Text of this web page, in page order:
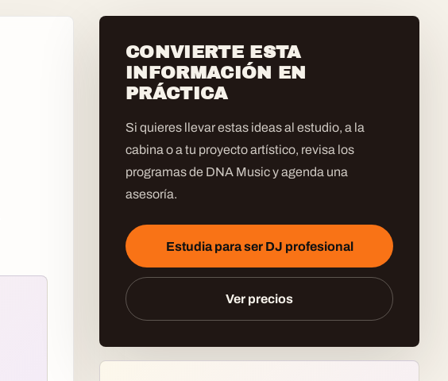
CONVIERTE ESTA
INFORMACIÓN EN
PRÁCTICA
Si quieres llevar estas ideas al estudio, a la
cabina o a tu proyecto artístico, revisa los
programas de DNA Music y agenda una
asesoría.
Estudia para ser DJ profesional
Ver precios